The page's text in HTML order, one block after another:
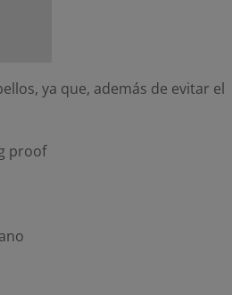
ya que, además de evitar el
proof